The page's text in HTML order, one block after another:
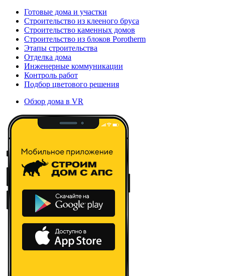
Готовые дома и участки
Строительство из клееного бруса
Строительство каменных домов
Строительство из блоков Porotherm
Этапы строительства
Отделка дома
Инженерные коммуникации
Контроль работ
Подбор цветового решения
Обзор дома в VR